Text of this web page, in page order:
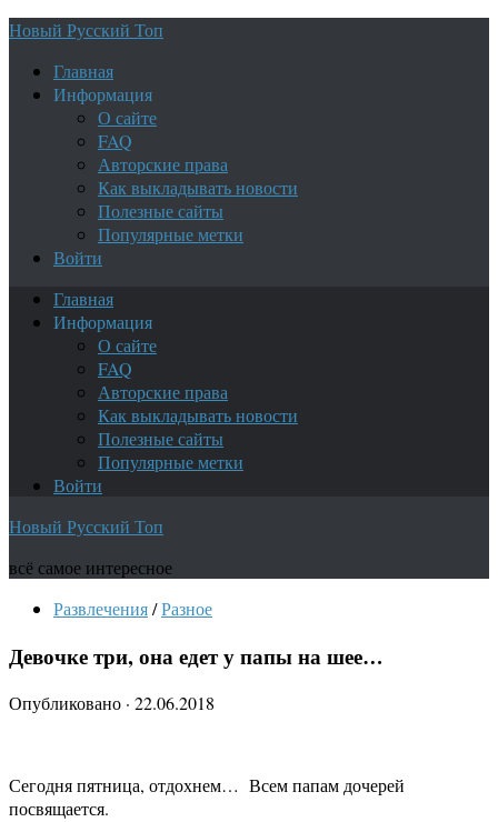
Новый Русский Топ
Главная
Информация
О сайте
FAQ
Авторские права
Как выкладывать новости
Полезные сайты
Популярные метки
Войти
Главная
Информация
О сайте
FAQ
Авторские права
Как выкладывать новости
Полезные сайты
Популярные метки
Войти
Новый Русский Топ
всё самое интересное
Развлечения/Разное
Девочке три, она едет у папы на шее…
Опубликовано · 22.06.2018
Сегодня пятница, отдохнем… Всем папам дочерей
посвящается.